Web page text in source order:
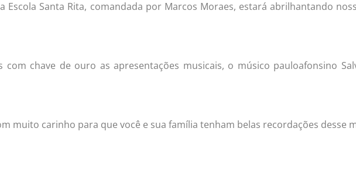
Escola Santa Rita, comandada por Marcos Moraes, estará abrilhantando
chave de ouro as apresentações musicais, o músico pauloafonsino
muito carinho para que você e sua família tenham belas recordações desse